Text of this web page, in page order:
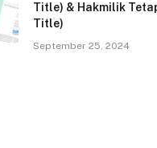
Title) & Hakmilik
Title)
September 25, 2024